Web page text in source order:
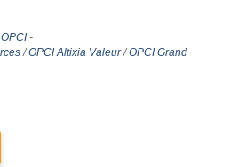
-
/OPCI Altixia Valeur/OPCI Grand